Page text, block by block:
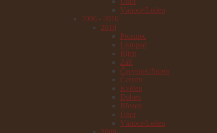
Vánoce/Leden
2006 - 2010
2010
Prosinec
Listopad
Říjen
Září
Červenec/Srpen
Červen
Květen
Duben
Březen
Únor
Vánoce/Leden